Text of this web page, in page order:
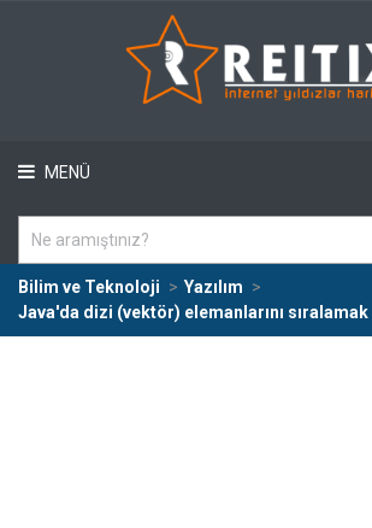
MENÜ
Bilim ve Teknoloji
Yazılım
Java'da dizi (vektör) elemanlarını sıralamak